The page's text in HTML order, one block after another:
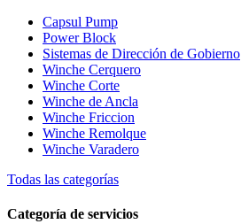
Capsul Pump
Power Block
Sistemas de Dirección de Gobierno
Winche Cerquero
Winche Corte
Winche de Ancla
Winche Friccion
Winche Remolque
Winche Varadero
Todas las categorías
Categoría de servicios